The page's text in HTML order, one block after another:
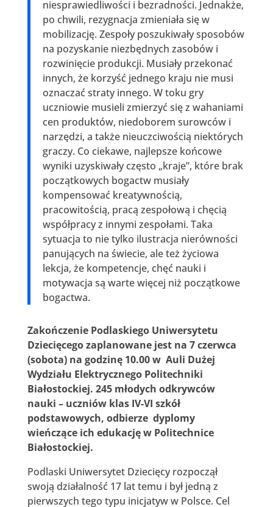
niesprawiedliwości i bezradności. Jednakże,
po chwili, rezygnacja zmieniała się w
mobilizację. Zespoły poszukiwały sposobów
na pozyskanie niezbędnych zasobów i
rozwinięcie produkcji. Musiały przekonać
innych, że korzyść jednego kraju nie musi
oznaczać straty innego. W toku gry
uczniowie musieli zmierzyć się z wahaniami
cen produktów, niedoborem surowców i
narzędzi, a także nieuczciwością niektórych
graczy. Co ciekawe, najlepsze końcowe
wyniki uzyskiwały często „kraje”, które brak
początkowych bogactw musiały
kompensować kreatywnością,
pracowitością, pracą zespołową i chęcią
współpracy z innymi zespołami. Taka
sytuacja to nie tylko ilustracja nierówności
panujących na świecie, ale też życiowa
lekcja, że kompetencje, chęć nauki i
motywacja są warte więcej niż początkowe
bogactwa.
Zakończenie Podlaskiego Uniwersytetu
Dziecięcego zaplanowane jest na 7 czerwca
(sobota) na godzinę 10.00w Auli Dużej
Wydziału Elektrycznego Politechniki
Białostockiej. 245 młodych odkrywców
nauki – uczniów klas IV-VI szkół
podstawowych, odbierze dyplomy
wieńczące ich edukację w Politechnice
Białostockiej.
Podlaski Uniwersytet Dziecięcy rozpoczął
swoją działalność 17 lat temu i był jedną z
pierwszych tego typu inicjatyw w Polsce. Cel